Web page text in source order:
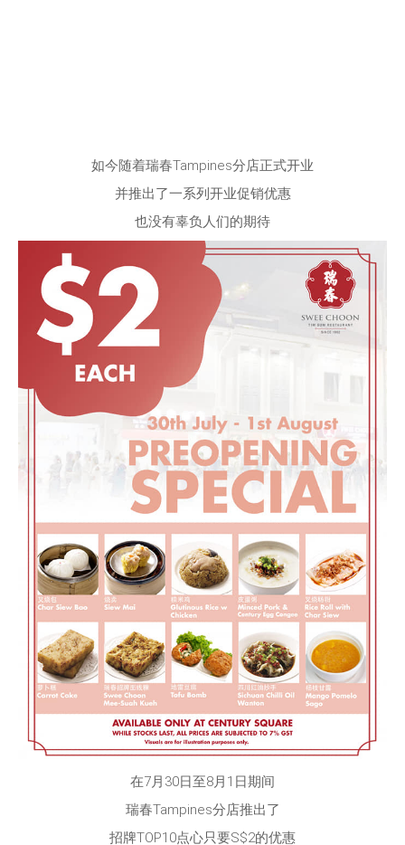
如今随着瑞春Tampines分店正式开业
并推出了一系列开业促销优惠
也没有辜负人们的期待
在7月30日至8月1日期间
瑞春Tampines分店推出了
招牌TOP10点心只要S$2的优惠